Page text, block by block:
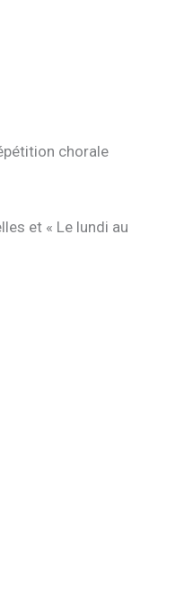
chorale
et « Le lundi au